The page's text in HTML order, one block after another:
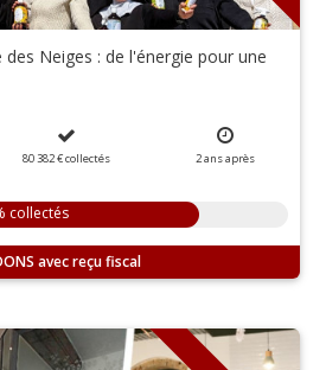
Neiges : de l'énergie pour une
80 382 €collectés 2ansaprès
collectés